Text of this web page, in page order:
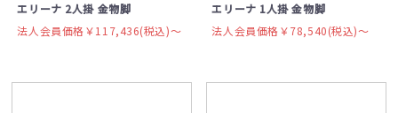
エリーナ 2人掛 金物脚
法人会員価格￥117,436(税込)〜
エリーナ 1人掛 金物脚
法人会員価格￥78,540(税込)〜